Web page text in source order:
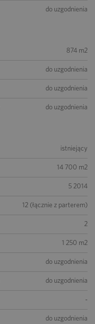
do uzgodnienia
874 m2
do uzgodnienia
do uzgodnienia
do uzgodnienia
istniejący
14 700 m2
5 2014
12 (łącznie z parterem)
2
1 250 m2
do uzgodnienia
do uzgodnienia
-
do uzgodnienia